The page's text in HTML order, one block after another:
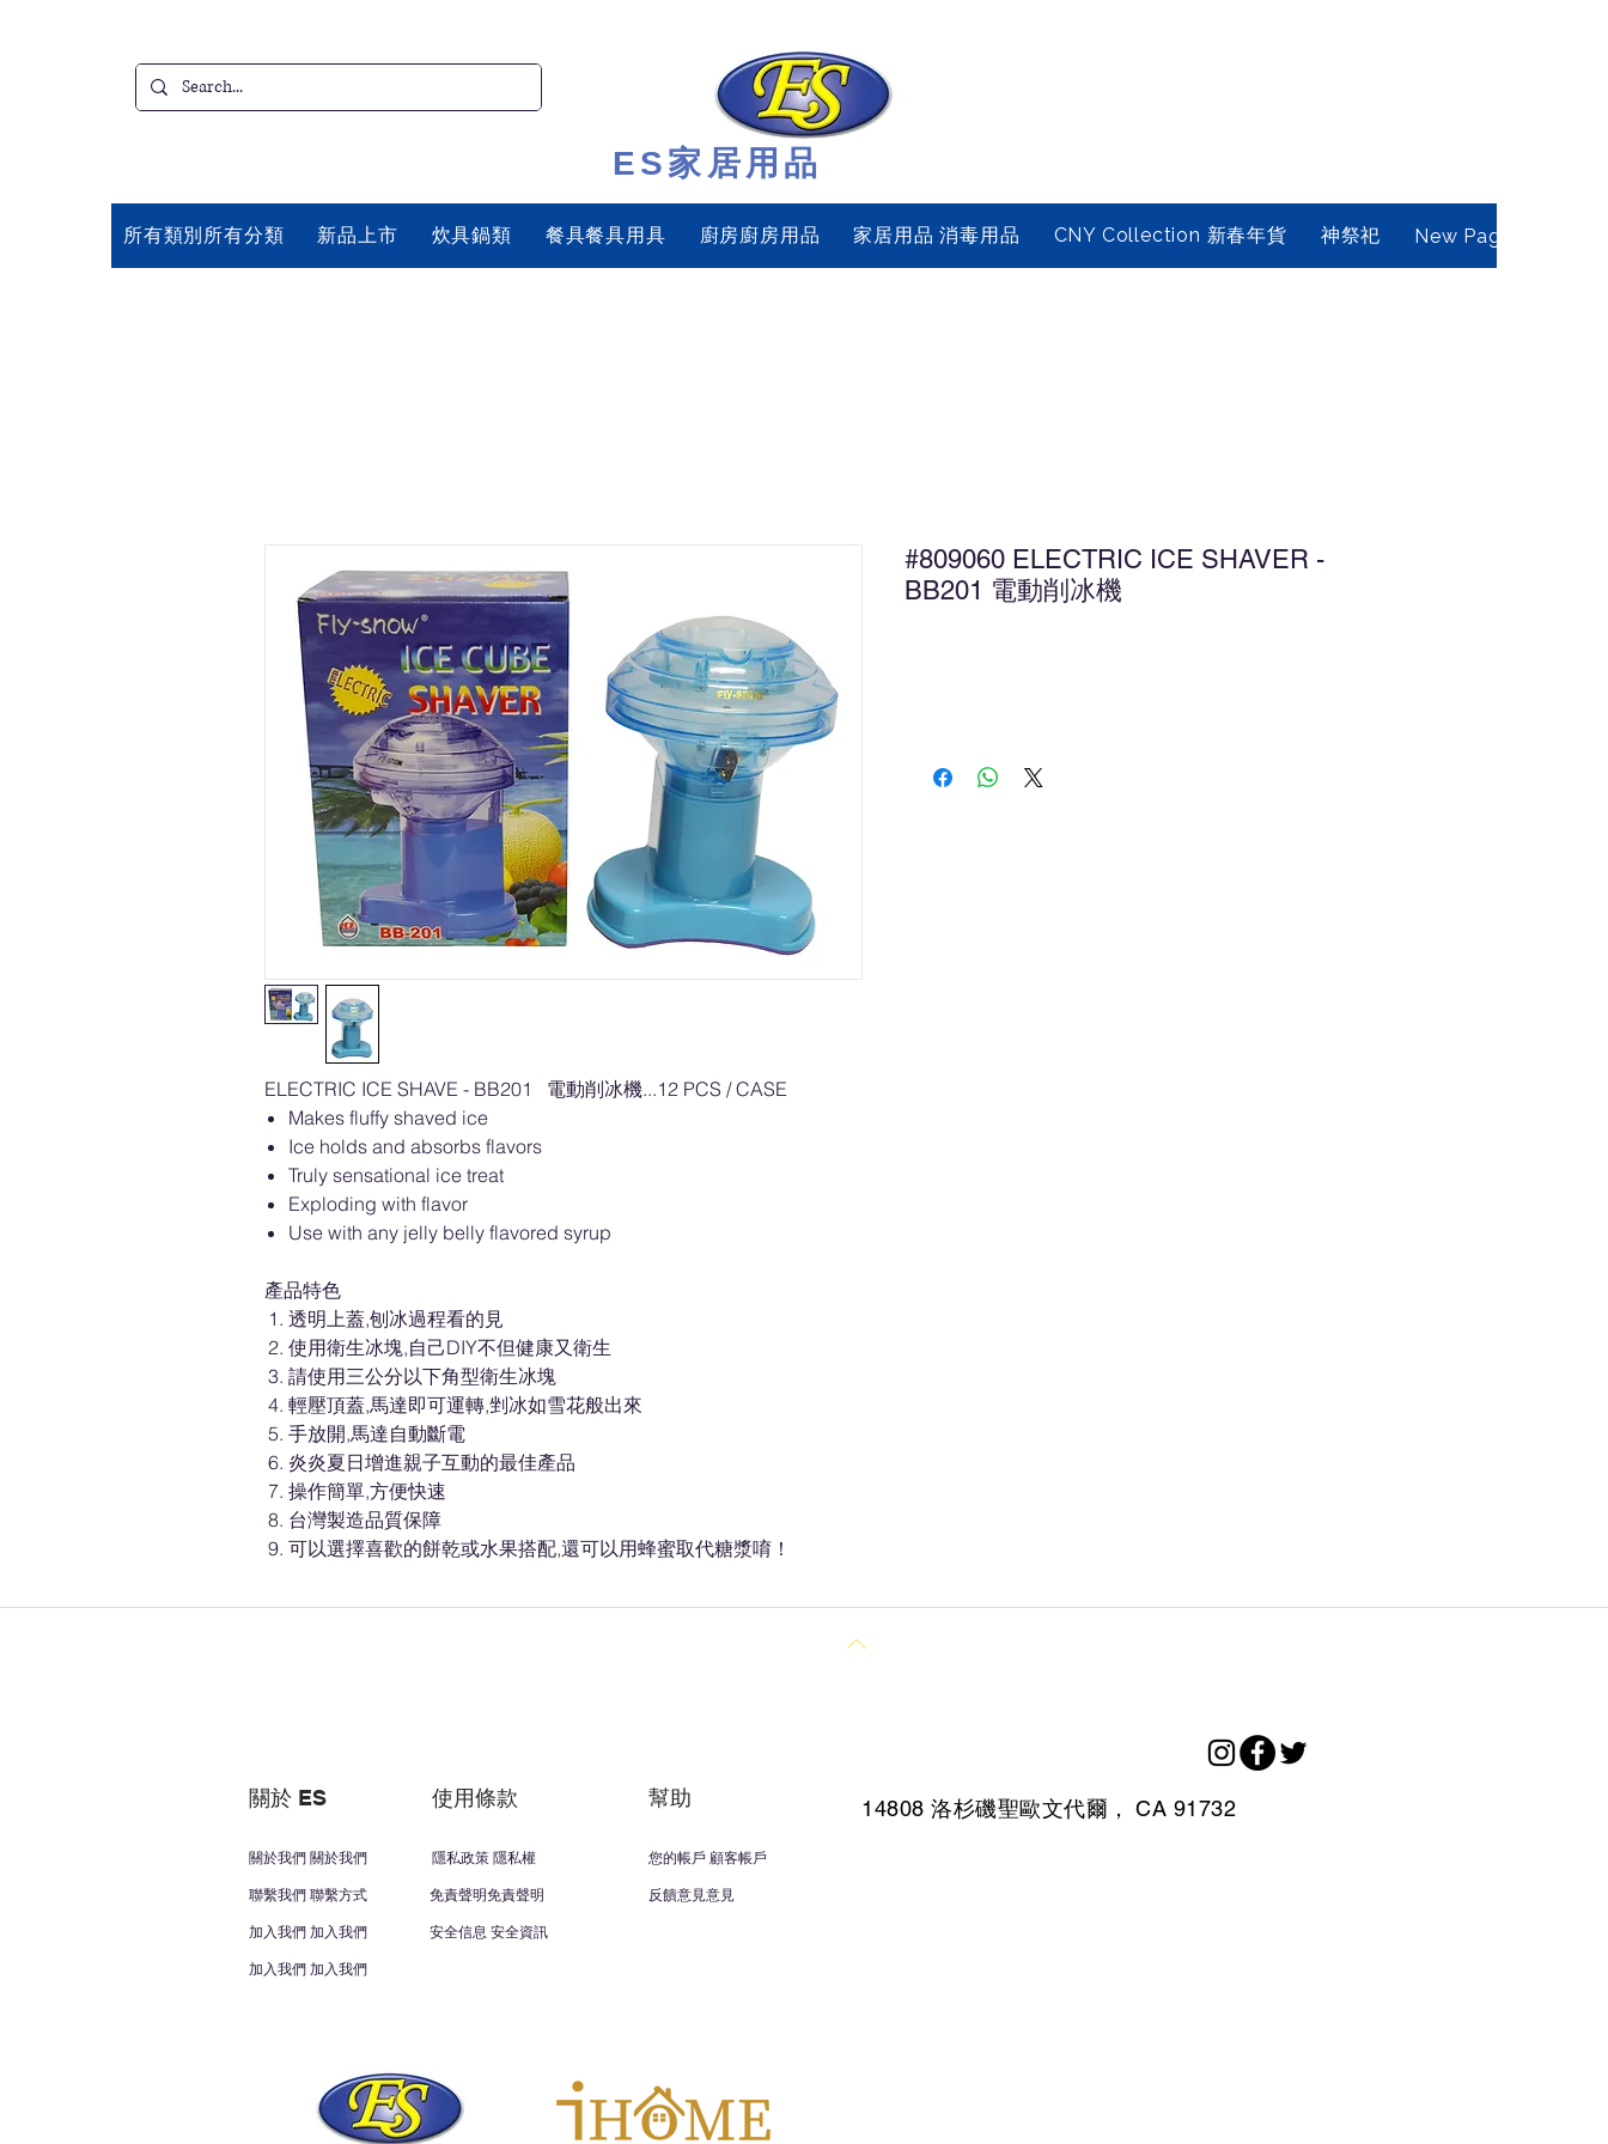
ES家居用品
所有類別所有分類 新品上市 炊具鍋類 餐具餐具用具 廚房廚房用品 家居用品 消毒用品 CNY Collection 新春年貨 神祭祀 New Page
ELECTRIC ICE SHAVE - BB201 電動削冰機...12 PCS / CASE
Makes fluffy shaved ice
Ice holds and absorbs flavors
Truly sensational ice treat
Exploding with flavor
Use with any jelly belly flavored syrup
產品特色
透明上蓋,刨冰過程看的見
使用衛生冰塊,自己DIY不但健康又衛生
請使用三公分以下角型衛生冰塊
輕壓頂蓋,馬達即可運轉,剉冰如雪花般出來
手放開,馬達自動斷電
炎炎夏日增進親子互動的最佳產品
操作簡單,方便快速
台灣製造品質保障
可以選擇喜歡的餅乾或水果搭配,還可以用蜂蜜取代糖漿唷！
#809060 ELECTRIC ICE SHAVER -
BB201 電動削冰機
關於 ES 使用條款 幫助
關於我們 關於我們
聯繫我們 聯繫方式
加入我們 加入我們
隱私政策 隱私權
免責聲明免責聲明
安全信息 安全資訊
您的帳戶 顧客帳戶
反饋意見意見
加入我們 加入我們
14808 洛杉磯聖歐文代爾， CA 91732